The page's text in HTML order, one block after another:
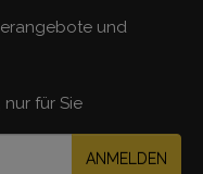
und
für Sie
ANMELDEN